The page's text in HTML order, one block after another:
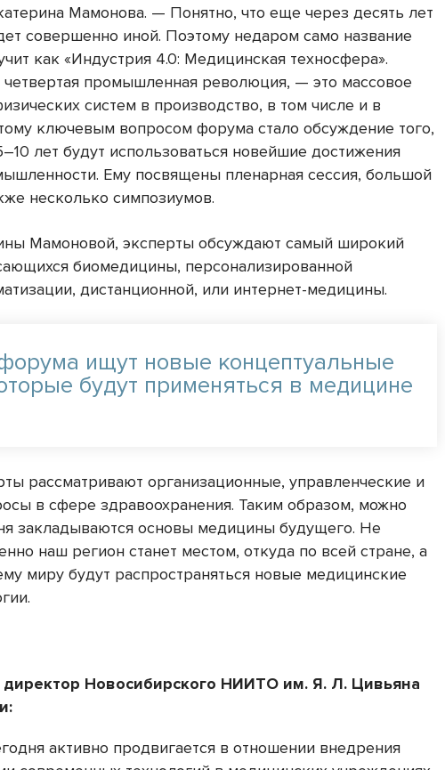
Мамонова. — Понятно, что еще через десять лет
совершенно иной. Поэтому недаром само название
как «Индустрия 4.0: Медицинская техносфера».
четвертая промышленная революция, — это массовое
систем в производство, в том числе и в
ключевым вопросом форума стало обсуждение того,
лет будут использоваться новейшие достижения
Ему посвящены пленарная сессия, большой
несколько симпозиумов.
Мамоновой, эксперты обсуждают самый широкий
биомедицины, персонализированной
дистанционной, или интернет-медицины.
ищут новые концептуальные
будут применяться в медицине
рассматривают организационные, управленческие и
в сфере здравоохранения. Таким образом, можно
закладываются основы медицины будущего. Не
наш регион станет местом, откуда по всей стране, а
миру будут распространяться новые медицинские
Новосибирского НИИТО им. Я. Л. Цивьяна
активно продвигается в отношении внедрения